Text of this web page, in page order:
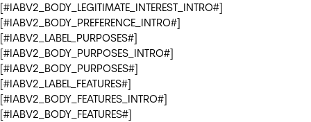
[#IABV2_BODY_LEGITIMATE_INTEREST_INTRO#]
[#IABV2_BODY_PREFERENCE_INTRO#]
[#IABV2_LABEL_PURPOSES#]
[#IABV2_BODY_PURPOSES_INTRO#]
[#IABV2_BODY_PURPOSES#]
[#IABV2_LABEL_FEATURES#]
[#IABV2_BODY_FEATURES_INTRO#]
[#IABV2_BODY_FEATURES#]